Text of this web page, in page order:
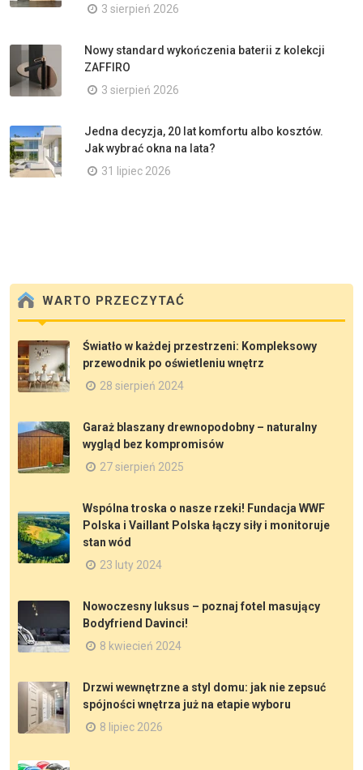
3 sierpień 2026
Nowy standard wykończenia baterii z kolekcji
ZAFFIRO
3 sierpień 2026
Jedna decyzja, 20 lat komfortu albo kosztów.
Jak wybrać okna na lata?
31 lipiec 2026
WARTO PRZECZYTAĆ
Światło w każdej przestrzeni: Kompleksowy
przewodnik po oświetleniu wnętrz
28 sierpień 2024
Garaż blaszany drewnopodobny – naturalny
wygląd bez kompromisów
27 sierpień 2025
Wspólna troska o nasze rzeki! Fundacja WWF
Polska i Vaillant Polska łączy siły i monitoruje
stan wód
23 luty 2024
Nowoczesny luksus – poznaj fotel masujący
Bodyfriend Davinci!
8 kwiecień 2024
Drzwi wewnętrzne a styl domu: jak nie zepsuć
spójności wnętrza już na etapie wyboru
8 lipiec 2026